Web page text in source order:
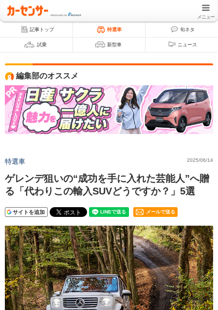
メニュー
記事トップ 特選車 旬ネタ
試乗 新型車 ニュース
編集部のオススメ
特選車 2025/06/14
ゲレンデ狙いの“成功を手に入れた芸能人”へ贈
る「代わりこの輸入SUVどうですか？」5選
サイトを追加 メールで送る